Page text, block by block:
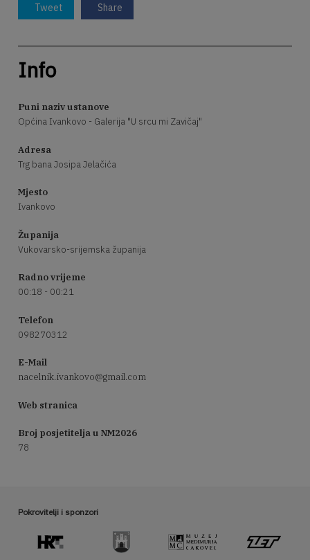
Tweet Share
Info
Puni naziv ustanove
Općina Ivankovo - Galerija "U srcu mi Zavičaj"
Adresa
Trg bana Josipa Jelačića
Mjesto
Ivankovo
Županija
Vukovarsko-srijemska županija
Radno vrijeme
00:18 - 00:21
Telefon
098270312
E-Mail
nacelnik.ivankovo@gmail.com
Web stranica
Broj posjetitelja u NM2026
78
Pokrovitelji i sponzori